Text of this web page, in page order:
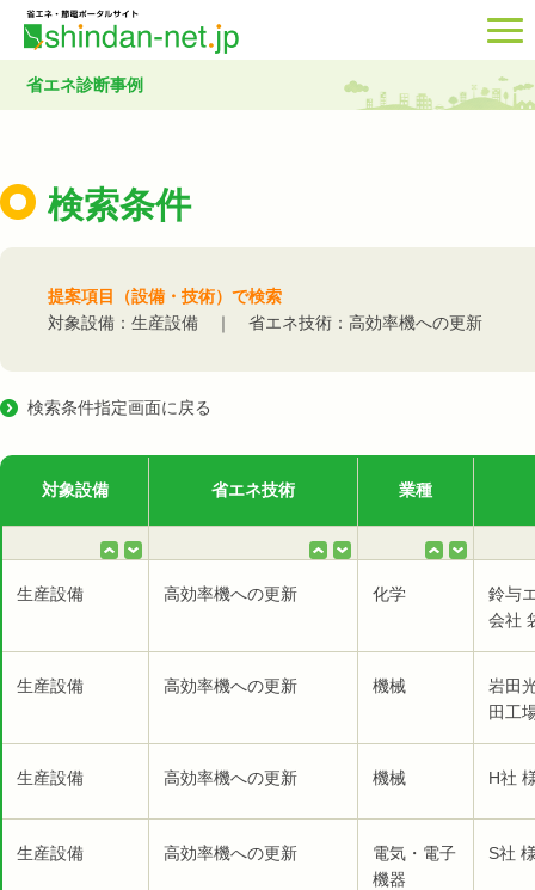
省エネ診断事例
検索条件
提案項目（設備・技術）で検索
対象設備：生産設備 ｜ 省エネ技術：高効率機への更新
検索条件指定画面に戻る
対象設備 省エネ技術 業種
生産設備 高効率機への更新 化学
鈴与
会社
生産設備 高効率機への更新 機械
岩田
田工
生産設備 高効率機への更新 機械 H社
生産設備 高効率機への更新
電気・電子
機器
S社